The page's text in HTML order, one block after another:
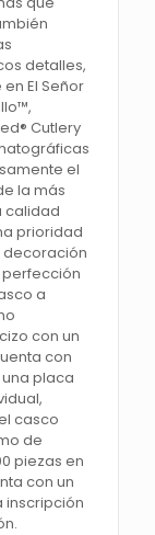
detalles,
El Señor
Cutlery
el
la más
calidad
prioridad
decoración
a
con un
con
placa
casco
de
piezas en
con un
inscripción